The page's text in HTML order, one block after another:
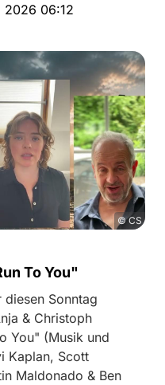
2026 06:12
© CS
To You"
Sonntag
& Christoph
You" (Musik und
Kaplan, Scott
Maldonado & Ben